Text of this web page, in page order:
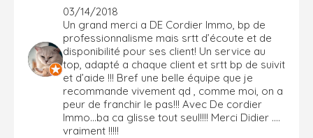
03/14/2018
Un grand merci a DE Cordier Immo, bp de
professionnalisme mais srtt d’écoute et de
disponibilité pour ses client! Un service au
top, adapté a chaque client et srtt bp de suivit
et d’aide !!! Bref une belle équipe que je
recommande vivement qd , comme moi, on a
peur de franchir le pas!!! Avec De cordier
Immo...ba ca glisse tout seul!!!! Merci Didier ....
vraiment !!!!!